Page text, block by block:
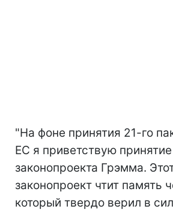
"На фоне принятия 21-го
ЕС я приветствую
законопроекта Грэмма.
законопроект чтит память
который твердо верил в